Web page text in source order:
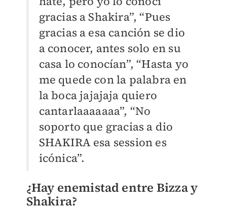
gracias a Shakira”, “Pues
gracias a esa canción se dio
a conocer, antes solo en su
casa lo conocían”, “Hasta yo
me quede con la palabra en
la boca jajajaja quiero
cantarlaaaaaaa”, “No
soporto que gracias a dio
SHAKIRA esa session es
icónica”.
¿Hay enemistad entre Bizza y
Shakira?